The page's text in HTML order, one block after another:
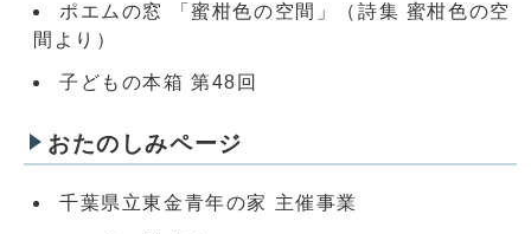
ポエムの窓 「蜜柑色の空間」（詩集 蜜柑色の空
間より）
子どもの本箱 第48回
おたのしみページ
千葉県立東金青年の家 主催事業